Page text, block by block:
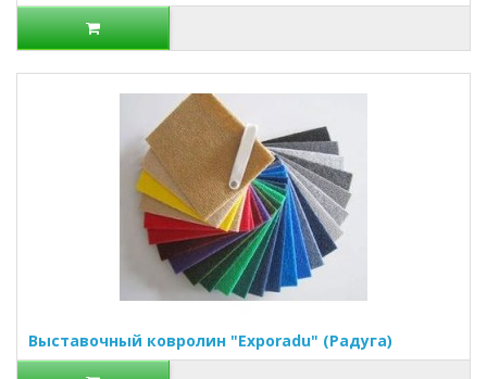
Выставочный ковролин "Exporadu" (Радуга)